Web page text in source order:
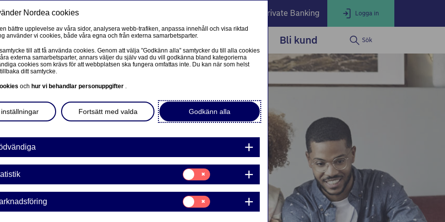
Private Banking Logga in
LOGGA IN
Logga in som företagskund
Nordea Business
FÖRETAG
Corporate Netbank
Nordea Corporate
Våra sidor – kundinformation
Företagets Dokument/Signera digitalt
GiroLink
Nordea Bokföring
Ditt liv Våra tjänster Bli kund Sök
att
spela stor roll.
dina chanser att
tips för en lyckad
Nordea cookies
bättre upplevelse av våra sidor, analysera webb-trafiken, anpassa innehåll och visa riktad
använder vi cookies, både våra egna och från externa samarbetsparter.
till att få använda cookies. Genom att välja ”Godkänn alla” samtycker du till alla cookies
externa samarbetsparter, annars väljer du själv vad du vill godkänna bland kategorierna
cookies som krävs för att webbplatsen ska fungera omfattas inte. Du kan när som helst
ditt samtycke.
och hur vi behandlar personuppgifter .
Godkänn alla
Fortsätt med valda
Samtycke
för:
Statistik
Samtycke
för:
Marknadsföring